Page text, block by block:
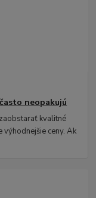
neopakujú
kvalitné
ceny. Ak